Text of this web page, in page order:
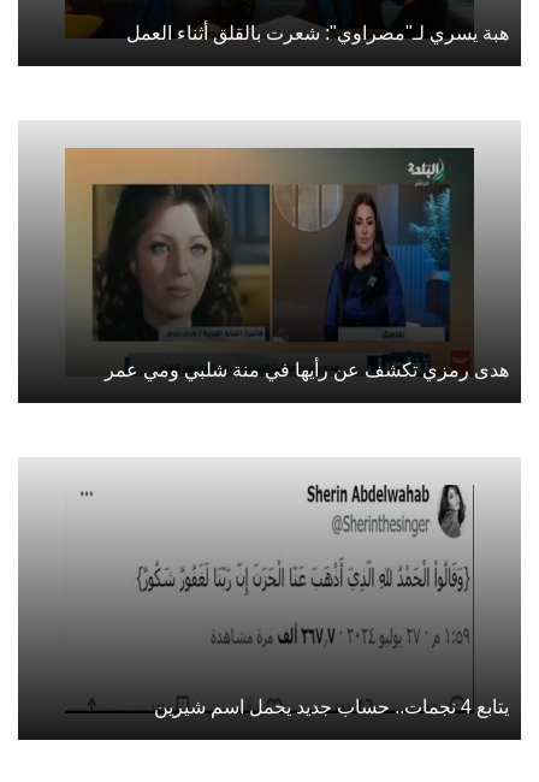
هبة يسري لـ"مصراوي": شعرت بالقلق أثناء العمل
هدى رمزي تكشف عن رأيها في منة شلبي ومي عمر
يتابع 4 نجمات.. حساب جديد يحمل اسم شيرين